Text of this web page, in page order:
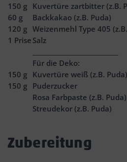
150 g Kuvertüre zartbitter (z.B.
60 g
Backkakao (z.B. Puda)
120 g Weizenmehl Type 405
1 Prise Salz
Für die Deko:
150 g Kuvertüre weiß (z.B. Puda)
150 g Puderzucker
Rosa Farbpaste (z.B. Puda)
Streudekor (z.B. Puda)
Zubereitung